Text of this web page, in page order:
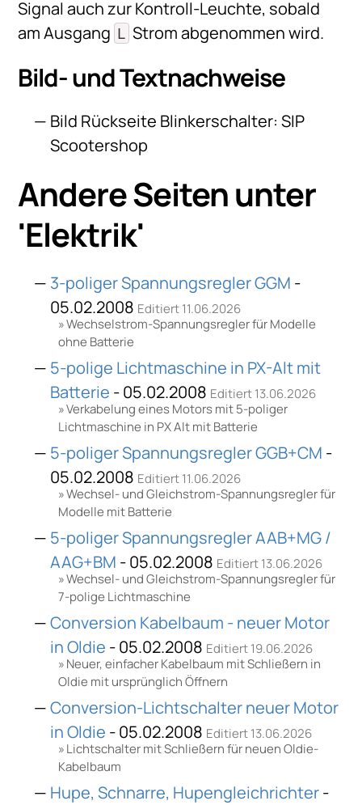
Signal auch zur Kontroll-Leuchte, sobald
am Ausgang L Strom abgenommen wird.
Bild- und Textnachweise
Bild Rückseite Blinkerschalter: SIP
Scootershop
Andere Seiten unter
'Elektrik'
3-poliger Spannungsregler GGM -
05.02.2008 Editiert 11.06.2026
Wechselstrom-Spannungsregler für Modelle
ohne Batterie
5-polige Lichtmaschine in PX-Alt mit
Batterie - 05.02.2008 Editiert 13.06.2026
Verkabelung eines Motors mit 5-poliger
Lichtmaschine in PX Alt mit Batterie
5-poliger Spannungsregler GGB+CM -
05.02.2008 Editiert 11.06.2026
Wechsel- und Gleichstrom-Spannungsregler für
Modelle mit Batterie
5-poliger Spannungsregler AAB+MG /
AAG+BM - 05.02.2008 Editiert 13.06.2026
Wechsel- und Gleichstrom-Spannungsregler für
7-polige Lichtmaschine
Conversion Kabelbaum - neuer Motor
in Oldie - 05.02.2008 Editiert 19.06.2026
Neuer, einfacher Kabelbaum mit Schließern in
Oldie mit ursprünglich Öffnern
Conversion-Lichtschalter neuer Motor
in Oldie - 05.02.2008 Editiert 13.06.2026
Lichtschalter mit Schließern für neuen Oldie-
Kabelbaum
Hupe, Schnarre, Hupengleichrichter-